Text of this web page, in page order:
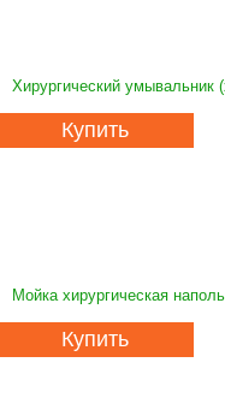
Хирургический умывальник
Купить
Мойка хирургическая
Купить